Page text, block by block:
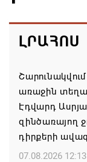
ԼՐԱՀՈՍ
առաջին
Էդվարդ
զինծառայող
դիրքերի
07.08.2026 12:13